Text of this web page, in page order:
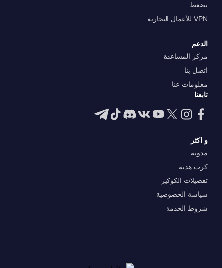
يضعط
VPN للأعمال التجارية
الدعم
مركز المساعدة
اتصل بنا
معلومات عنا
تابعنا
و اكثر
مدونة
كرت هدية
تفضيلات الكوكيز
سياسة الخصوصية
شروط الخدمة